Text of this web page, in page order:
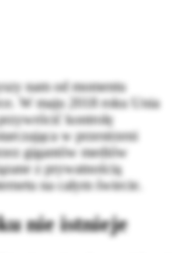
nam od momentu
W maju 2018 roku Unia
kontrolę
w przestrzeni
gigantów mediów
z prywatnością
na całym świecie.
nie istnieje